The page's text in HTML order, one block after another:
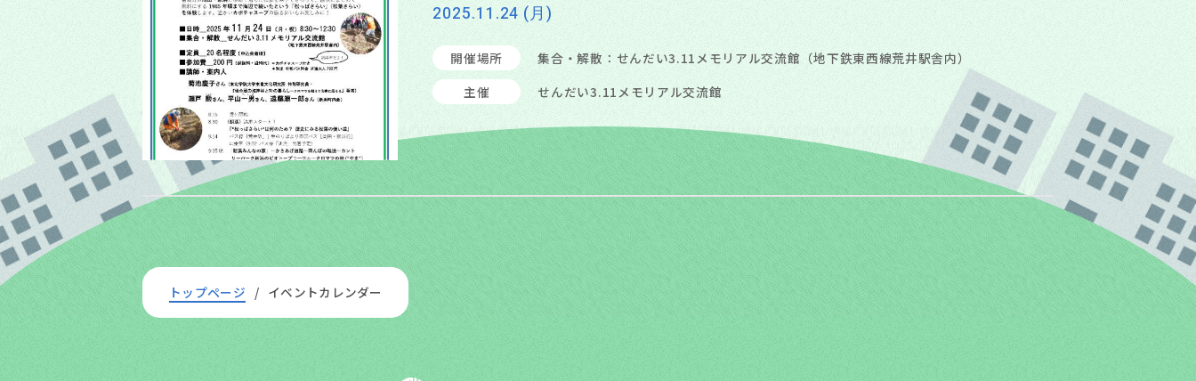
2025.11.24 (月)
開催場所
集合・解散：せんだい3.11メモリアル交流館（地下鉄東西線荒井駅舎内）
主催
せんだい3.11メモリアル交流館
トップページ イベントカレンダー